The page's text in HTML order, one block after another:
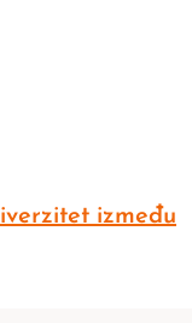
između